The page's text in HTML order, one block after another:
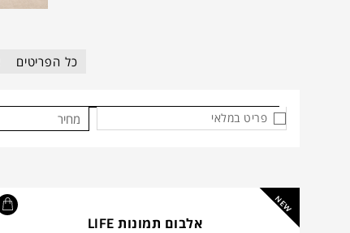
כל הפריטים
פריט במלאי מחיר
NEW
אלבום תמונות LIFE